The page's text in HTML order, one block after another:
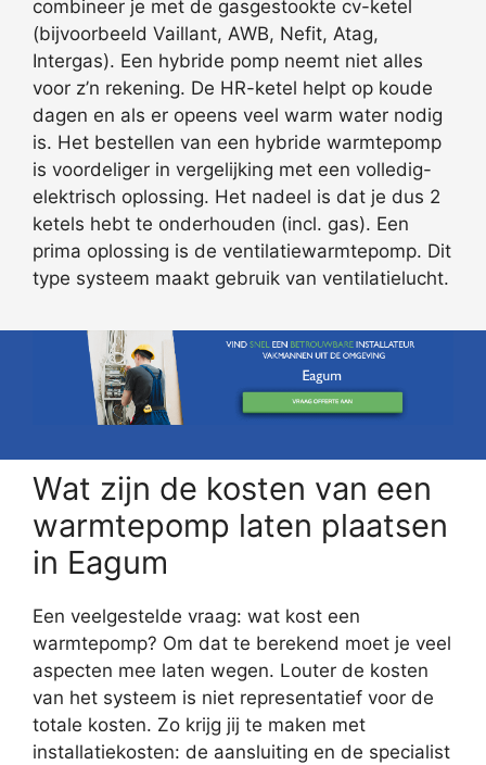
combineer je met de gasgestookte cv-ketel
(bijvoorbeeld Vaillant, AWB, Nefit, Atag,
Intergas). Een hybride pomp neemt niet alles
voor z’n rekening. De HR-ketel helpt op koude
dagen en als er opeens veel warm water nodig
is. Het bestellen van een hybride warmtepomp
is voordeliger in vergelijking met een volledig-
elektrisch oplossing. Het nadeel is dat je dus 2
ketels hebt te onderhouden (incl. gas). Een
prima oplossing is de ventilatiewarmtepomp. Dit
type systeem maakt gebruik van ventilatielucht.
Wat zijn de kosten van een
warmtepomp laten plaatsen
in Eagum
Een veelgestelde vraag: wat kost een
warmtepomp? Om dat te berekend moet je veel
aspecten mee laten wegen. Louter de kosten
van het systeem is niet representatief voor de
totale kosten. Zo krijg jij te maken met
installatiekosten: de aansluiting en de specialist